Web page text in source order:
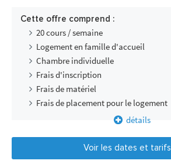
Cette offre comprend :
20 cours / semaine
Logement en famille d'accueil
Chambre individuelle
Frais d'inscription
Frais de matériel
Frais de placement pour le logement
détails
Voir les dates et tarifs